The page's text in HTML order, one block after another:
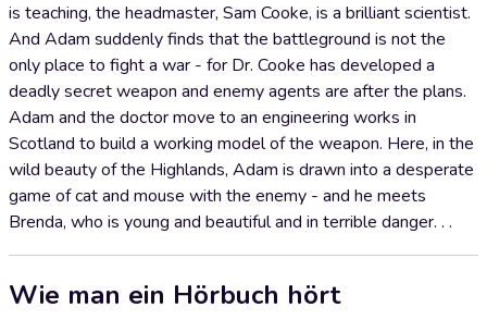
is teaching, the headmaster, Sam Cooke, is a brilliant scientist.
And Adam suddenly finds that the battleground is not the
only place to fight a war - for Dr. Cooke has developed a
deadly secret weapon and enemy agents are after the plans.
Adam and the doctor move to an engineering works in
Scotland to build a working model of the weapon. Here, in the
wild beauty of the Highlands, Adam is drawn into a desperate
game of cat and mouse with the enemy - and he meets
Brenda, who is young and beautiful and in terrible danger. . .
Wie man ein Hörbuch hört